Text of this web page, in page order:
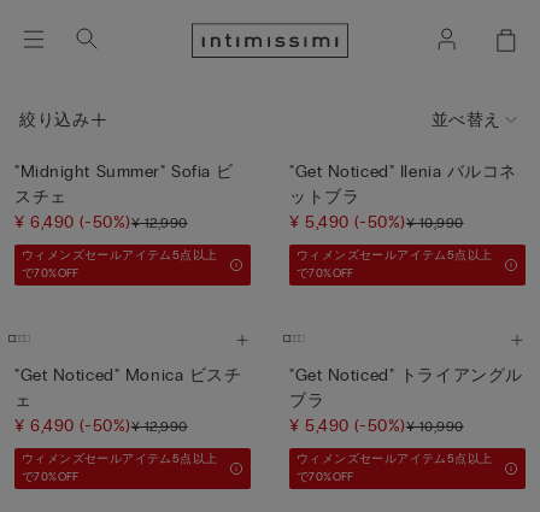
絞り込み 並べ替え
"Midnight Summer" Sofia ビ
スチェ
¥ 6,490(-50%)¥ 12,990
ウィメンズセールアイテム5点以上
で70%OFF
"Get Noticed" Ilenia バルコネ
ットブラ
¥ 5,490(-50%)¥ 10,990
ウィメンズセールアイテム5点以上
で70%OFF
"Get Noticed" Monica ビスチ
ェ
¥ 6,490(-50%)¥ 12,990
ウィメンズセールアイテム5点以上
で70%OFF
"Get Noticed" トライアングル
ブラ
¥ 5,490(-50%)¥ 10,990
ウィメンズセールアイテム5点以上
で70%OFF